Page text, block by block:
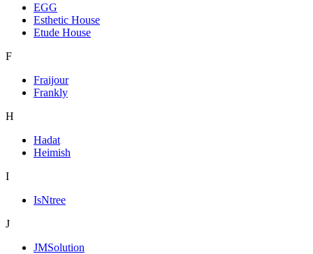
EGG
Esthetic House
Etude House
F
Fraijour
Frankly
H
Hadat
Heimish
I
IsNtree
J
JMSolution